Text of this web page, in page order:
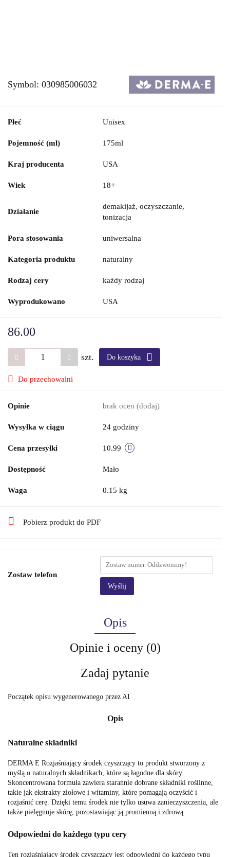
Symbol: 030985006032
Płeć Unisex
Pojemność (ml) 175ml
Kraj producenta USA
Wiek 18+
Działanie
demakijaż, oczyszczanie,
tonizacja
Pora stosowania uniwersalna
Kategoria produktu naturalny
Rodzaj cery każdy rodzaj
Wyprodukowano USA
86.00
szt. Do koszyka
Do przechowalni
Opinie brak ocen (dodaj)
Wysyłka w ciągu 24 godziny
Cena przesyłki 10.99
Dostępność Mało
Waga 0.15 kg
Pobierz produkt do PDF
Zostaw telefon
Wyślij
Opis
Opinie i oceny (0)
Zadaj pytanie
Początek opisu wygenerowanego przez AI
Opis
Naturalne składniki
DERMA E Rozjaśniający środek czyszczący to produkt stworzony z
myślą o naturalnych składnikach, które są łagodne dla skóry.
Skoncentrowana formuła zawiera starannie dobrane składniki roślinne,
takie jak ekstrakty ziołowe i witaminy, które pomagają oczyścić i
rozjaśnić cerę. Dzięki temu środek nie tylko usuwa zanieczyszczenia, ale
także pielęgnuje skórę, pozostawiając ją promienną i zdrową.
Odpowiedni do każdego typu cery
Ten rozjaśniający środek czyszczący jest odpowiedni do każdego typu